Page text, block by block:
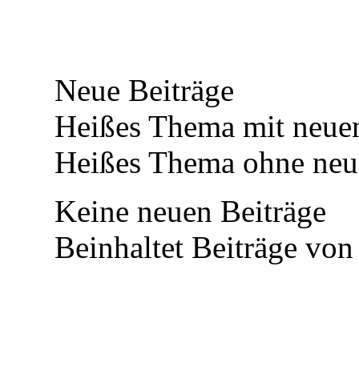
Neue Beiträge
Heißes Thema mit
Heißes Thema ohne
Keine neuen Beiträge
Beinhaltet Beiträge